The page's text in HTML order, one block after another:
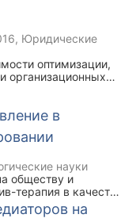
, Юридические
оптимизации,
организационных
полиции
формально
за ними
с которыми в
осуществлении
в
науки
обществу и
терапия в качестве
и метода
методики и
на